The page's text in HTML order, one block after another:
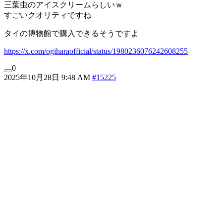
2025年10月28日 9:48 AM #15225
三葉虫のアイスクリームらしいｗ
すごいクオリティですね
タイの博物館で購入できるそうですよ
https://x.com/ogiharaofficial/status/1980236076242608255
0